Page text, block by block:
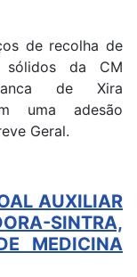
de recolha de
sólidos da CM
de Xira
uma adesão
Geral.
AUXILIAR
SINTRA,
MEDICINA